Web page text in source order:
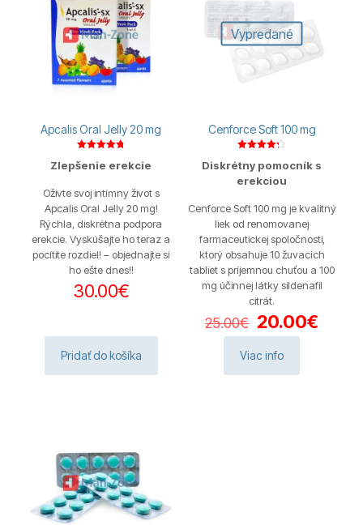
Apcalis Oral Jelly 20 mg
4.75
Zlepšenie erekcie
Oživte svoj intímny život s
Apcalis Oral Jelly 20 mg!
Rýchla, diskrétna podpora
erekcie. Vyskúšajte ho teraz a
pocítite rozdiel! – objednajte si
ho ešte dnes!!
30.00€
Pridať do košíka
Vypredané
Cenforce Soft 100 mg
4.20
Diskrétny pomocník s
erekciou
Cenforce Soft 100 mg je kvalitný
liek od renomovanej
farmaceutickej spoločnosti,
ktorý obsahuje 10 žuvacích
tabliet s príjemnou chuťou a 100
mg účinnej látky sildenafil
citrát.
25.00€ Pôvodná
cena
bola:
25.00€.
20.00€
Viac info